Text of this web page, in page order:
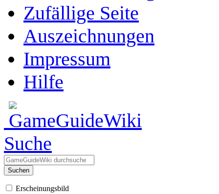
Zufällige Seite
Auszeichnungen
Impressum
Hilfe
Suche
Suchen
Erscheinungsbild